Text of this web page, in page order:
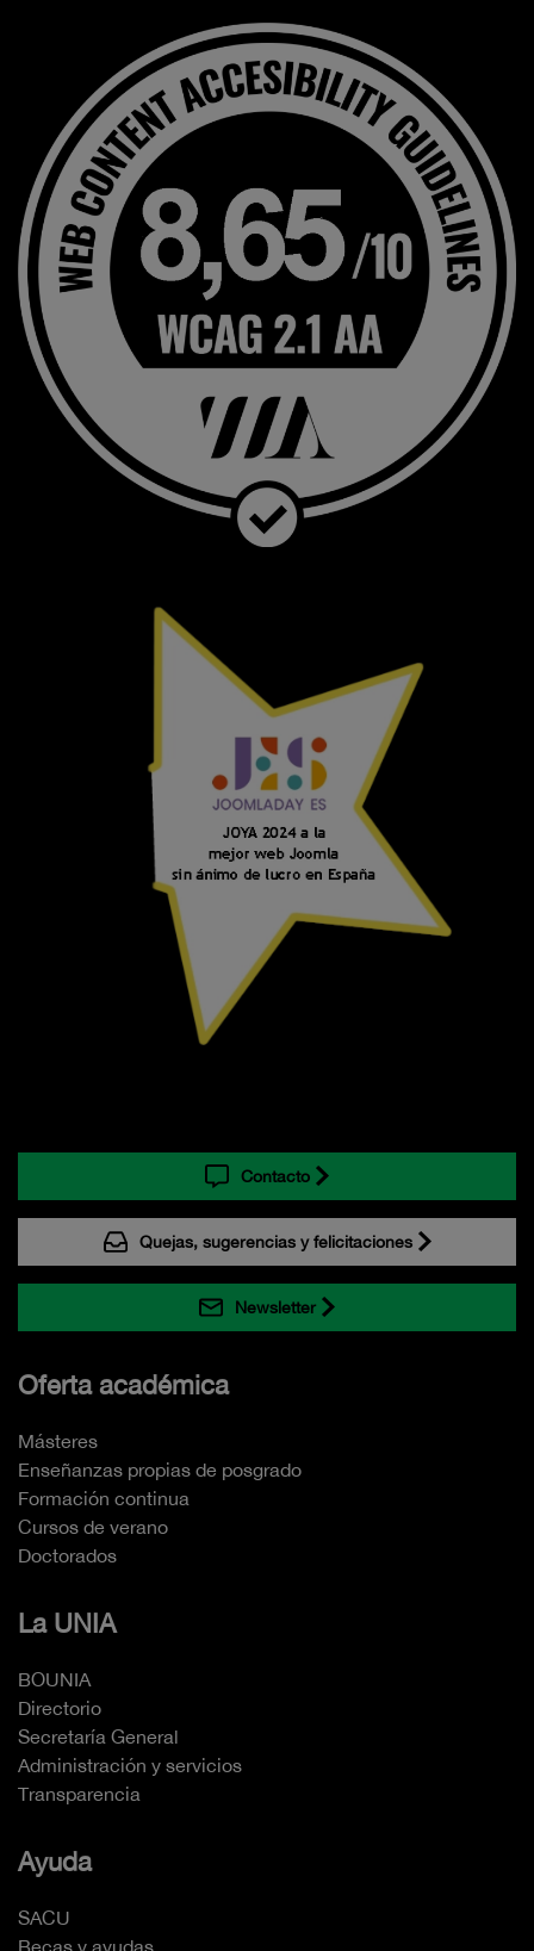
Contacto
Quejas, sugerencias y felicitaciones
Newsletter
Oferta académica
Másteres
Enseñanzas propias de posgrado
Formación continua
Cursos de verano
Doctorados
La UNIA
BOUNIA
Directorio
Secretaría General
Administración y servicios
Transparencia
Ayuda
SACU
Becas y ayudas